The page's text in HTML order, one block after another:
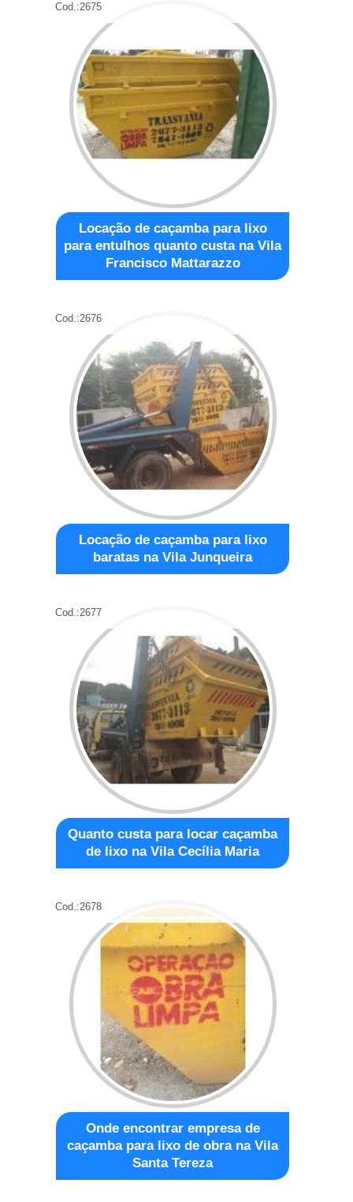
Cod.:2675
Locação de caçamba para lixo
para entulhos quanto custa na Vila
Francisco Mattarazzo
Cod.:2676
Locação de caçamba para lixo
baratas na Vila Junqueira
Cod.:2677
Quanto custa para locar caçamba
de lixo na Vila Cecília Maria
Cod.:2678
Onde encontrar empresa de
caçamba para lixo de obra na Vila
Santa Tereza